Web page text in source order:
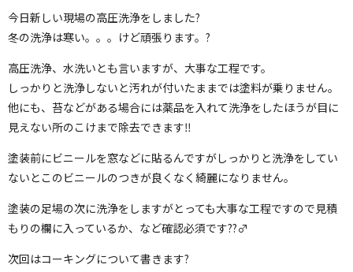
今日新しい現場の高圧洗浄をしました?
冬の洗浄は寒い。。。けど頑張ります。?
高圧洗浄、水洗いとも言いますが、大事な工程です。
しっかりと洗浄しないと汚れが付いたままでは塗料が乗りません。
他にも、苔などがある場合には薬品を入れて洗浄をしたほうが目に
見えない所のこけまで除去できます‼️
塗装前にビニールを窓などに貼るんですがしっかりと洗浄をしてい
ないとこのビニールのつきが良くなく綺麗になりません。
塗装の足場の次に洗浄をしますがとっても大事な工程ですので見積
もりの欄に入っているか、など確認必須です??‍♂️
次回はコーキングについて書きます?